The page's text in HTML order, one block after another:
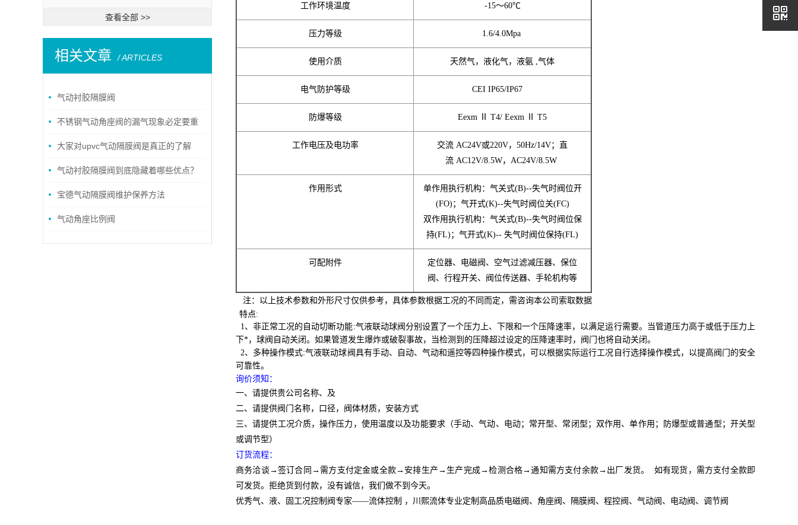
查看全部 >>
相关文章 / ARTICLES
气动衬胶隔膜阀
不锈钢气动角座阀的漏气现象必定要重
视 大家对upvc气动隔膜阀是真正的了解
吗？气动衬胶隔膜阀到底隐藏着哪些优点？
宝德气动隔膜阀维护保养方法
气动角座比例阀
工作环境温度 -15～60℃
压力等级 1.6/4.0Mpa
使用介质 天然气，液化气，液氨 ,气体
电气防护等级 CEI IP65/IP67
防爆等级 Eexm Ⅱ T4/ Eexm Ⅱ T5
工作电压及电功率
交流 AC24V或220V，50Hz/14V；直
流 AC12V/8.5W，AC24V/8.5W
作用形式
单作用执行机构：气关式(B)--失气时阀位开
(FO)；气开式(K)--失气时阀位关(FC)
双作用执行机构：气关式(B)--失气时阀位保
持(FL)；气开式(K)-- 失气时阀位保持(FL)
可配附件
定位器、电磁阀、空气过滤减压器、保位
阀、行程开关、阀位传送器、手轮机构等
注：以上技术参数和外形尺寸仅供参考，具体参数根据工况的不同而定，需咨询本公司索取数据
特点:
1、非正常工况的自动切断功能:气液联动球阀分别设置了一个压力上、下限和一个压降速率，以满足运行需要。当管道压力高于或低于压力上
下*，球阀自动关闭。如果管道发生爆炸或破裂事故，当检测到的压降超过设定的压降速率时，阀门也将自动关闭。
2、多种操作模式:气液联动球阀具有手动、自动、气动和遥控等四种操作模式，可以根据实际运行工况自行选择操作模式，以提高阀门的安全
可靠性。
询价须知：
一、请提供贵公司名称、及
二、请提供阀门名称，口径，阀体材质，安装方式
三、请提供工况介质，操作压力，使用温度以及功能要求（手动、气动、电动；常开型、常闭型；双作用、单作用；防爆型或普通型；开关型
或调节型）
订货流程：
商务洽谈→签订合同→需方支付定金或全款→安排生产→生产完成→检测合格→通知需方支付余款→出厂发货。 如有现货，需方支付全款即
可发货。拒绝货到付款，没有诚信，我们做不到今天。
优秀气、液、固工况控制阀专家——流体控制 ，川熙流体专业定制高品质电磁阀、角座阀、隔膜阀、程控阀、气动阀、电动阀、调节阀